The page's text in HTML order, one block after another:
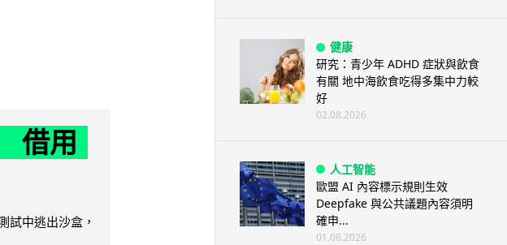
借用
試中逃出沙盒，
健康
研究：青少年 ADHD 症狀與飲食
有關 地中海飲食吃得多集中力較
好
02.08.2026
人工智能
歐盟 AI 內容標示規則生效
Deepfake 與公共議題內容須明
確申...
01.08.2026